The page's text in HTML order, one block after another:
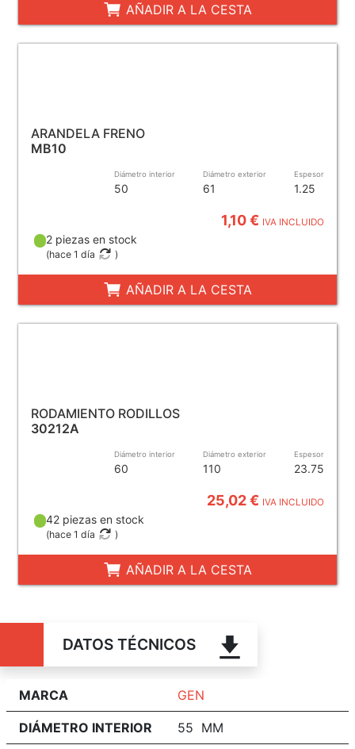
AÑADIR A LA CESTA
ARANDELA FRENO
MB10
Diámetro interior
50
Diámetro exterior
61
Espesor
1.25
1,10 € IVA INCLUIDO
2 piezas en stock
(hace 1 día )
AÑADIR A LA CESTA
RODAMIENTO RODILLOS
30212A
Diámetro interior
60
Diámetro exterior
110
Espesor
23.75
25,02 € IVA INCLUIDO
42 piezas en stock
(hace 1 día )
AÑADIR A LA CESTA
DATOS TÉCNICOS
MARCA GEN
DIÁMETRO INTERIOR 55 MM